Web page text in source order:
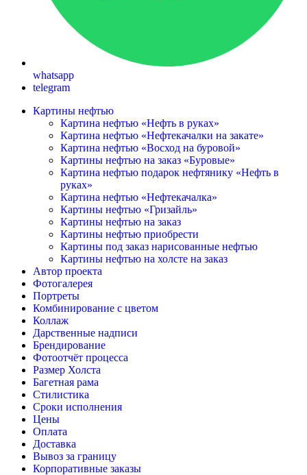
whatsapp
telegram
Картины нефтью
Картина нефтью «Нефть в руках»
Картина нефтью «Нефтекачалки на закате»
Картина нефтью «Восход на буровой»
Картины нефтью на заказ «Буровые»
Картина нефтью подарок нефтянику «Нефть в
руках»
Картина нефтью «Нефтекачалка»
Картины нефтью «Гризайль»
Картины нефтью на заказ
Картины нефтью приобрести
Картины под заказ нарисованные нефтью
Картины нефтью на холсте на заказ
Автор проекта
Фотогалерея
Портреты
Комбинирование с цветом
Коллаж
Дарственные надписи
Брендирование
Фотоотчёт процесса
Размер Холста
Багетная рама
Стилистика
Сроки исполнения
Цены
Оплата
Доставка
Вывоз за границу
Корпоративные заказы